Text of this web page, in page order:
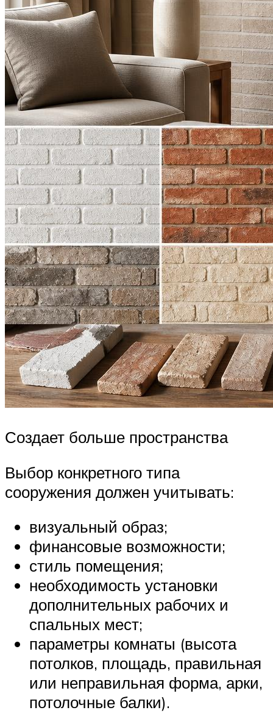
Создает больше пространства
Выбор конкретного типа
сооружения должен учитывать:
визуальный образ;
финансовые возможности;
стиль помещения;
необходимость установки
дополнительных рабочих и
спальных мест;
параметры комнаты (высота
потолков, площадь, правильная
или неправильная форма, арки,
потолочные балки).